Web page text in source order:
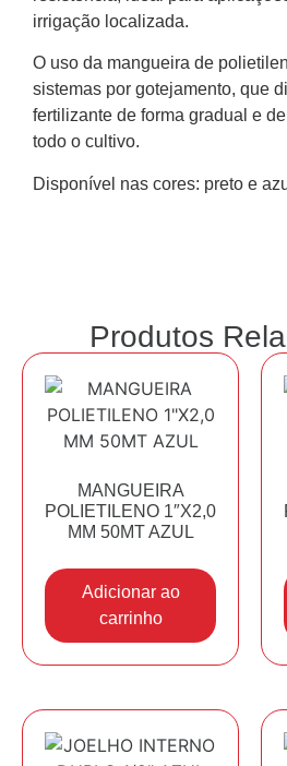
irrigação localizada.
O uso da mangueira de
sistemas por gotejamento, que
fertilizante de forma gradual e
todo o cultivo.
Disponível nas cores: preto e
Produtos
MANGUEIRA
POLIETILENO 1″X2,0
MM 50MT AZUL
Adicionar ao
carrinho